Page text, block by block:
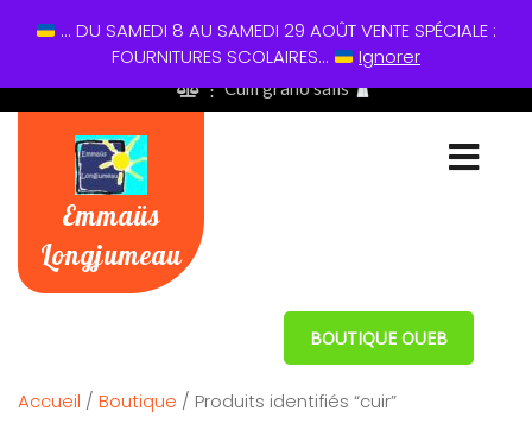
01 60 49 13 60
⋮ Cum grano salis
Emmaüs
Longjumeau
BOUTIQUE OUEB
Accueil / Boutique / Produits identifiés “cuir”
... DU SAMEDI 8 AU SAMEDI 29 AOÛT VENTE SPÉCIALE :
FOURNITURES SCOLAIRES...
Ignorer